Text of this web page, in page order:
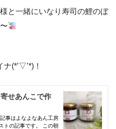
と一緒にいなり寿司の鯉のぼ
(*’▽’*)！